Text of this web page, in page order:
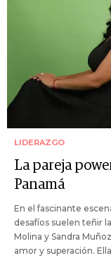
LIDERAZGO
La pareja
Panamá
En el fascinante
desafíos suelen teñir
Molina y Sandra
amor y superación.